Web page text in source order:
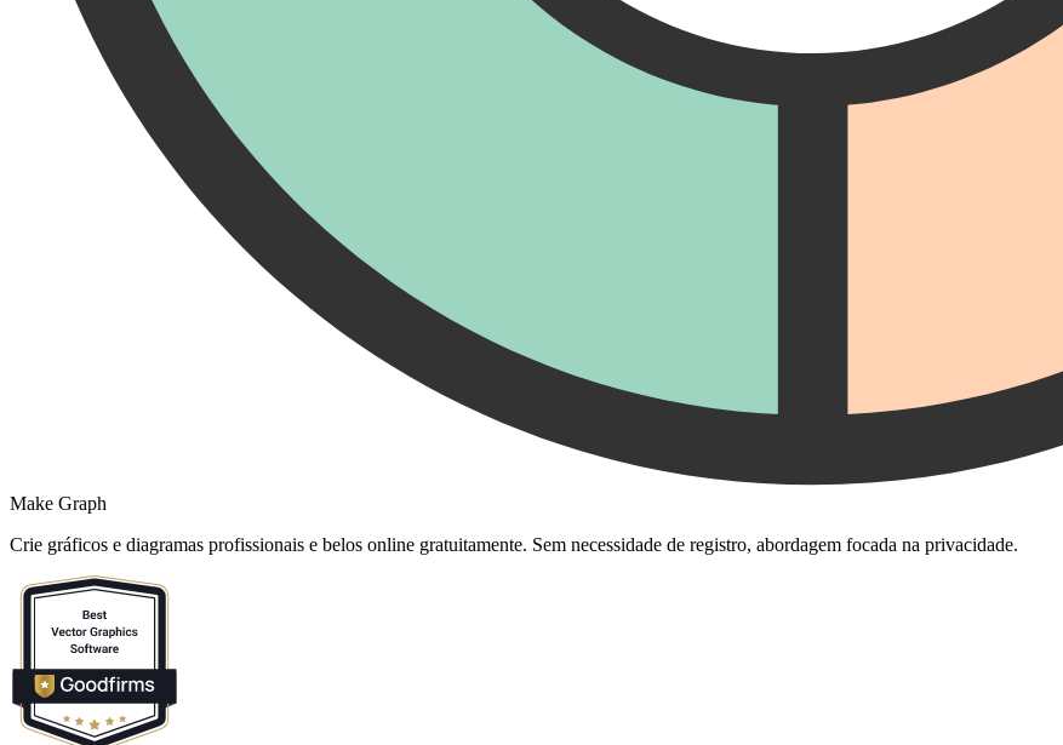
Make Graph
Crie gráficos e diagramas profissionais e belos online gratuitamente. Sem necessidade de registro, abordagem focada na privacidade.